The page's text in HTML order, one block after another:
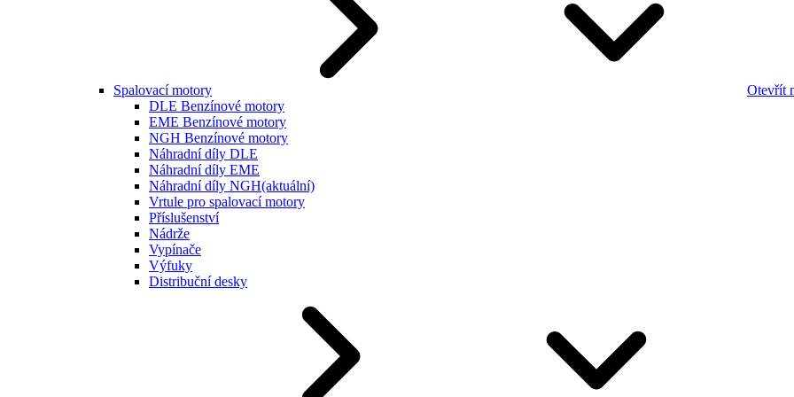
Spalovací motory
Otevřít
DLE Benzínové motory
EME Benzínové motory
NGH Benzínové motory
Náhradní díly DLE
Náhradní díly EME
Náhradní díly NGH(aktuální)
Vrtule pro spalovací motory
Příslušenství
Nádrže
Vypínače
Výfuky
Distribuční desky